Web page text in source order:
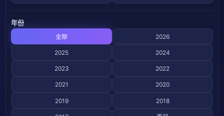
年份
全部 2026
2025 2024
2023 2022
2021 2020
2019 2018